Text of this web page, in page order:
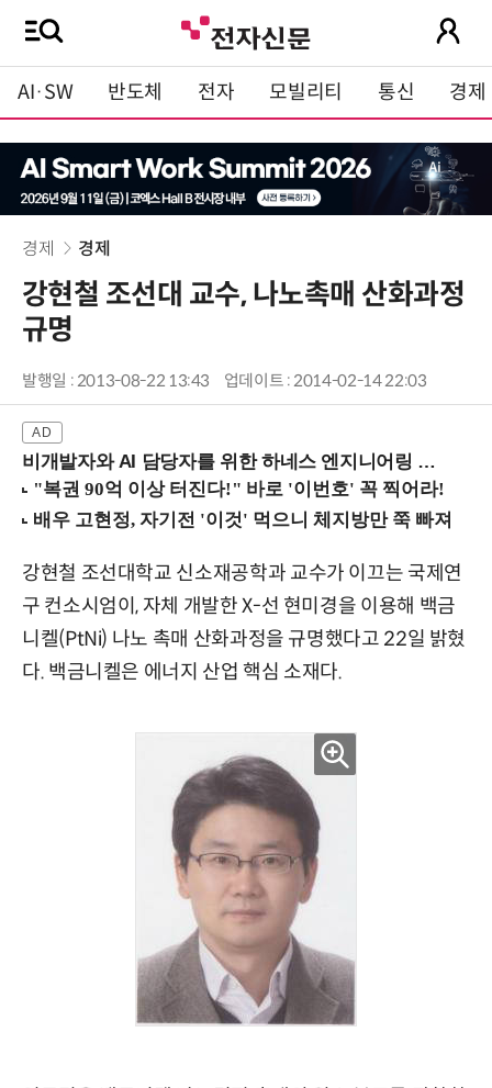
AI·SW 반도체 전자 모빌리티 통신 경제
경제 경제
강현철 조선대 교수, 나노촉매 산화과정
규명
발행일 : 2013-08-22 13:43 업데이트 : 2014-02-14 22:03
비개발자와 AI 담당자를 위한 하네스 엔지니어링 입문과정 (8/20 신논현역)
강현철 조선대학교 신소재공학과 교수가 이끄는 국제연
구 컨소시엄이, 자체 개발한 X-선 현미경을 이용해 백금
니켈(PtNi) 나노 촉매 산화과정을 규명했다고 22일 밝혔
다. 백금니켈은 에너지 산업 핵심 소재다.